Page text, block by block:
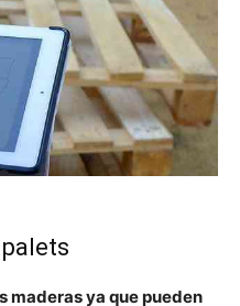
maderas ya que pueden